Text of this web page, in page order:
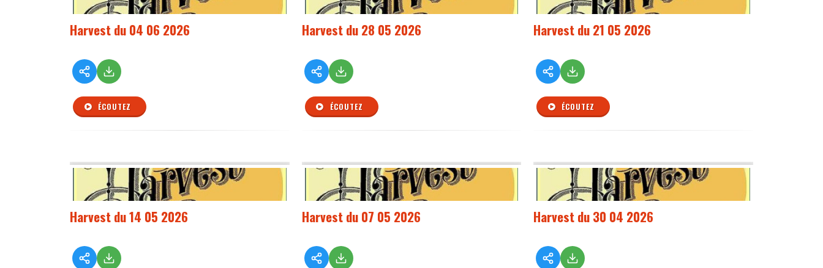
Harvest du 04 06 2026
ÉCOUTEZ
Harvest du 28 05 2026
ÉCOUTEZ
Harvest du 21 05 2026
ÉCOUTEZ
Harvest du 14 05 2026 Harvest du 07 05 2026 Harvest du 30 04 2026